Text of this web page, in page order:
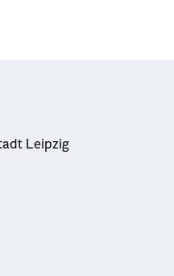
Leipzig